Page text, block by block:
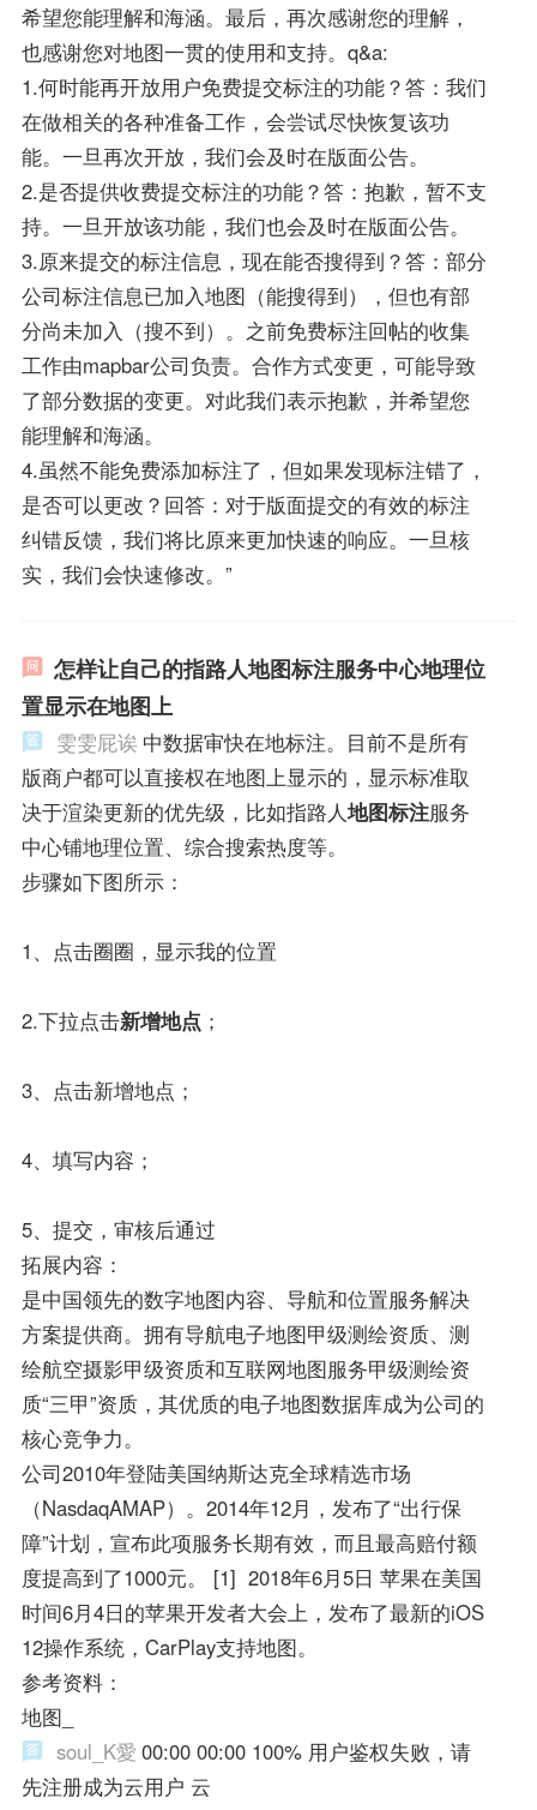
希望您能理解和海涵。最后，再次感谢您的理解，
也感谢您对地图一贯的使用和支持。q&a:
1.何时能再开放用户免费提交标注的功能？答：我们
在做相关的各种准备工作，会尝试尽快恢复该功
能。一旦再次开放，我们会及时在版面公告。
2.是否提供收费提交标注的功能？答：抱歉，暂不支
持。一旦开放该功能，我们也会及时在版面公告。
3.原来提交的标注信息，现在能否搜得到？答：部分
公司标注信息已加入地图（能搜得到），但也有部
分尚未加入（搜不到）。之前免费标注回帖的收集
工作由mapbar公司负责。合作方式变更，可能导致
了部分数据的变更。对此我们表示抱歉，并希望您
能理解和海涵。
4.虽然不能免费添加标注了，但如果发现标注错了，
是否可以更改？回答：对于版面提交的有效的标注
纠错反馈，我们将比原来更加快速的响应。一旦核
实，我们会快速修改。”
怎样让自己的指路人地图标注服务中心地理位
置显示在地图上
雯雯屁诶 中数据审快在地标注。目前不是所有
版商户都可以直接权在地图上显示的，显示标准取
决于渲染更新的优先级，比如指路人地图标注服务
中心铺地理位置、综合搜索热度等。
步骤如下图所示：
1、点击圈圈，显示我的位置
2.下拉点击新增地点 ；
3、点击新增地点；
4、填写内容；
5、提交，审核后通过
拓展内容：
是中国领先的数字地图内容、导航和位置服务解决
方案提供商。拥有导航电子地图甲级测绘资质、测
绘航空摄影甲级资质和互联网地图服务甲级测绘资
质“三甲”资质，其优质的电子地图数据库成为公司的
核心竞争力。
公司2010年登陆美国纳斯达克全球精选市场
（NasdaqAMAP）。2014年12月，发布了“出行保
障”计划，宣布此项服务长期有效，而且最高赔付额
度提高到了1000元。 [1] 2018年6月5日 苹果在美国
时间6月4日的苹果开发者大会上，发布了最新的iOS
12操作系统，CarPlay支持地图。
参考资料：
地图_
soul_K愛 00:00 00:00 100% 用户鉴权失败，请
先注册成为云用户 云